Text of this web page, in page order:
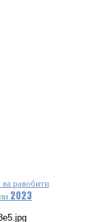
равобити
2023